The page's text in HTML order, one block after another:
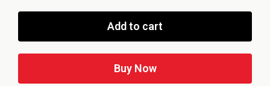
Add to cart
Buy Now